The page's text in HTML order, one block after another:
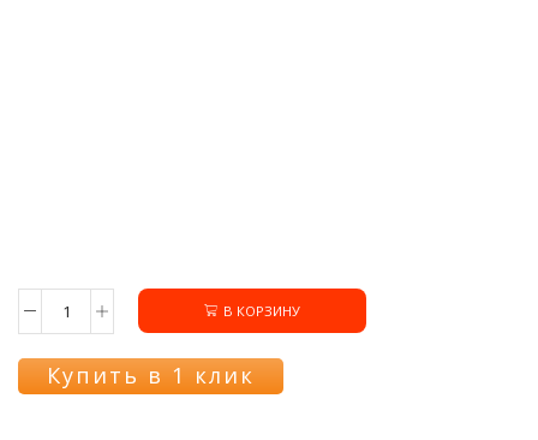
Количество
товара
Тэн
верхний
В КОРЗИНУ
Купить в 1 клик